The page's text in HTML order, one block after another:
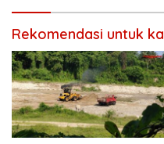
Rekomendasi untuk